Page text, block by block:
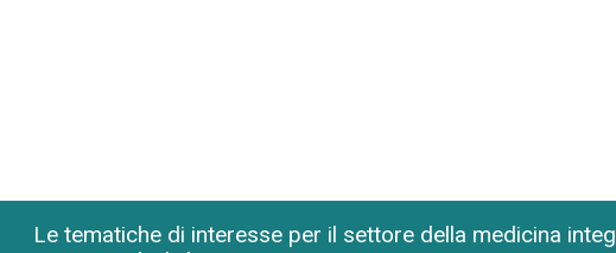
Le tematiche di interesse per il settore della medicina